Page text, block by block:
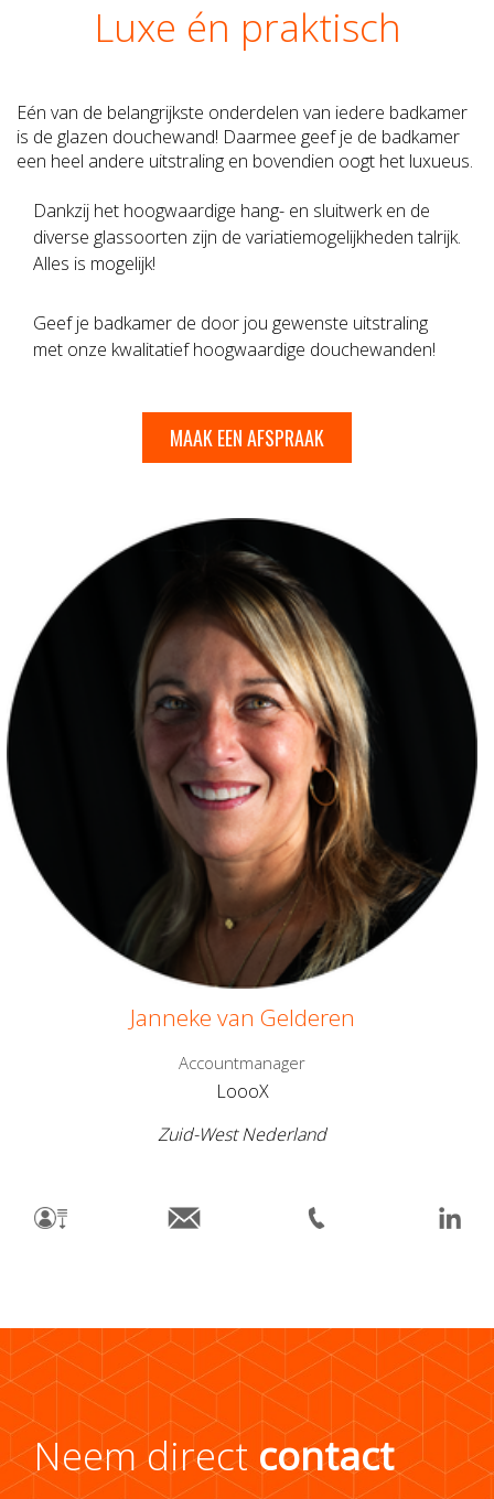
Luxe én praktisch
Eén van de belangrijkste onderdelen van iedere badkamer
is de glazen douchewand! Daarmee geef je de badkamer
een heel andere uitstraling en bovendien oogt het luxueus.
Dankzij het hoogwaardige hang- en sluitwerk en de
diverse glassoorten zijn de variatiemogelijkheden talrijk.
Alles is mogelijk!
Geef je badkamer de door jou gewenste uitstraling
met onze kwalitatief hoogwaardige douchewanden!
MAAK EEN AFSPRAAK
Janneke van Gelderen
Accountmanager
LoooX
Zuid-West Nederland
Neem directcontact